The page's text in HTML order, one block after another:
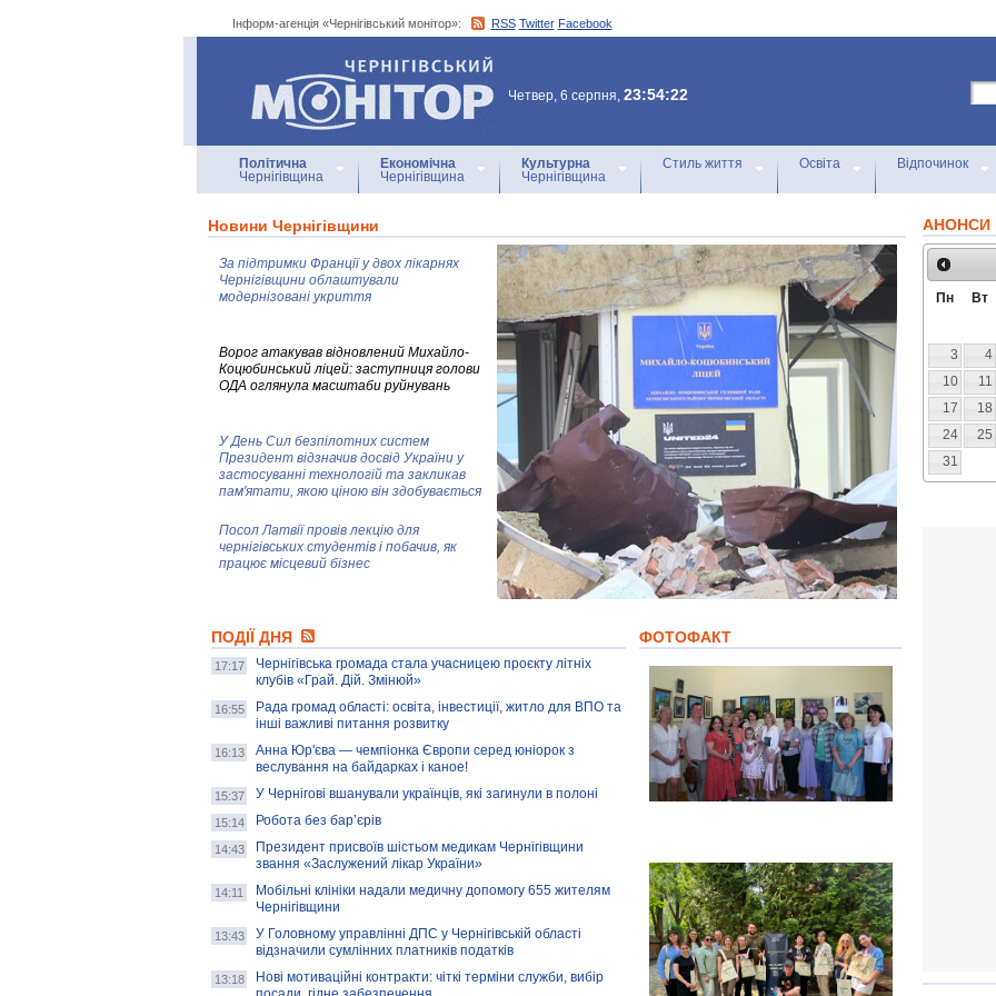
Інформ-агенція «Чернігівський монітор»: RSS Twitter Facebook
Інформ-агенція
«Чернігівський монітор»
Четвер, 6 серпня, 23:54:22
Політична
Чернігівщина
Економічна
Чернігівщина
Культурна
Чернігівщина
Стиль життя Освіта Відпочинок
Новини Чернігівщини
За підтримки Франції у двох лікарнях
Чернігівщини облаштували
модернізовані укриття
Ворог атакував відновлений Михайло-
Коцюбинський ліцей: заступниця голови
ОДА оглянула масштаби руйнувань
У День Сил безпілотних систем
Президент відзначив досвід України у
застосуванні технологій та закликав
пам'ятати, якою ціною він здобувається
Посол Латвії провів лекцію для
чернігівських студентів і побачив, як
працює місцевий бізнес
колекцію про війну, емоції та тварин
AB InBev Efes Україна підтримала
навчальний проєкт "Молодіжна бізнес-
школа", спрямований на розвиток
підприємництва у Чернігівській області
Золота тварина: видання Forbes
написало про чернігівця Патрона: хто і
скільки на ньому заробляє? І куди
витрачають?
ПОДІЇ ДНЯ
17:17
Чернігівська громада стала учасницею проєкту літніх
клубів «Грай. Дій. Змінюй»
16:55
Рада громад області: освіта, інвестиції, житло для ВПО та
інші важливі питання розвитку
16:13
Анна Юр'єва — чемпіонка Європи серед юніорок з
веслування на байдарках і каное!
15:37 У Чернігові вшанували українців, які загинули в полоні
15:14 Робота без бар’єрів
14:43
Президент присвоїв шістьом медикам Чернігівщини
звання «Заслужений лікар України»
14:11
Мобільні клініки надали медичну допомогу 655 жителям
Чернігівщини
13:43
У Головному управлінні ДПС у Чернігівській області
відзначили сумлінних платників податків
13:18
Нові мотиваційні контракти: чіткі терміни служби, вибір
ФОТОФАКТ
АНОНСИ
Пн Вт
3
4
10
11
17
18
24
25
31